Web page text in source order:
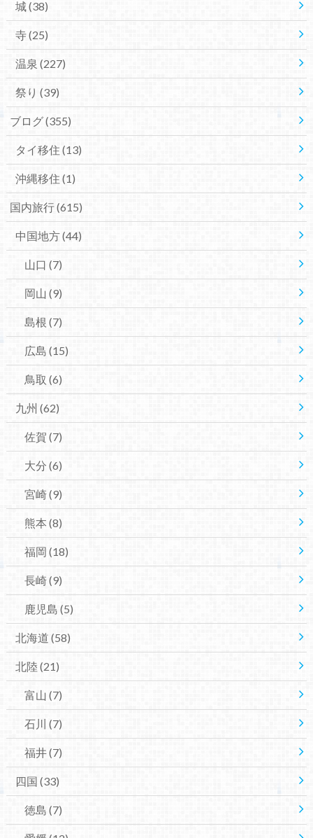
城(38)
寺(25)
温泉 (227)
祭り (39)
ブログ(355)
タイ移住 (13)
沖縄移住 (1)
国内旅行(615)
中国地方(44)
山口 (7)
岡山 (9)
島根 (7)
広島 (15)
鳥取 (6)
九州 (62)
佐賀 (7)
大分 (6)
宮崎(9)
熊本 (8)
福岡 (18)
長崎(9)
鹿児島 (5)
北海道 (58)
北陸 (21)
富山 (7)
石川 (7)
福井(7)
四国 (33)
徳島 (7)